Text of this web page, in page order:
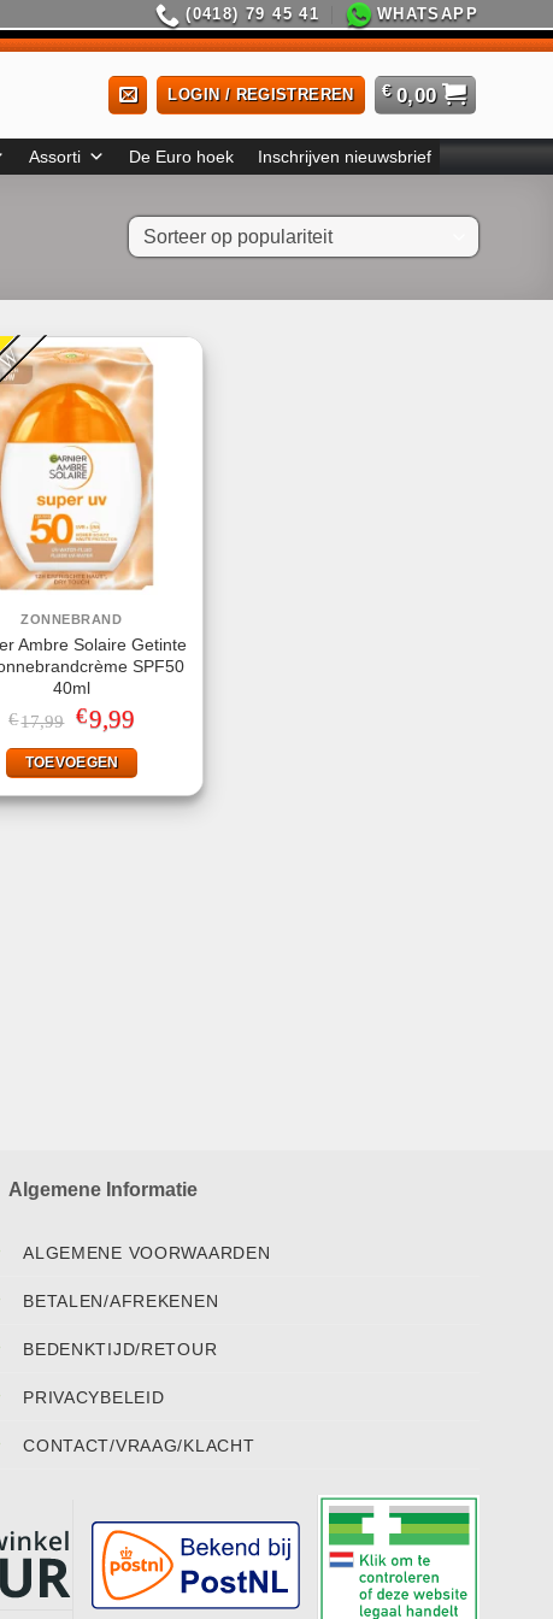
(0418) 79 45 41 WHATSAPP
LOGIN / REGISTREREN € 0,00
Assorti De Euro hoek Inschrijven nieuwsbrief
ZONNEBRAND
Ambre Solaire Getinte
SPF50
40ml
€17,99 Oorspronkelijke
prijs
was:
€17,99.
€9,99Huidige
prijs
is:
€9,99.
TOEVOEGEN
Algemene Informatie
ALGEMENE VOORWAARDEN
BETALEN/AFREKENEN
BEDENKTIJD/RETOUR
PRIVACYBELEID
CONTACT/VRAAG/KLACHT